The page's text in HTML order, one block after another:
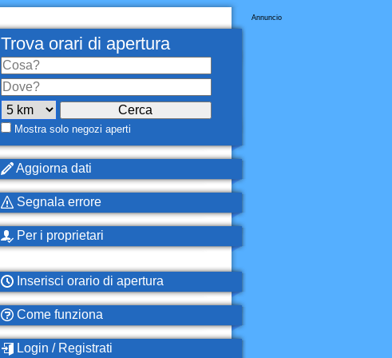
Annuncio
Trova orari di apertura
Mostra solo negozi aperti
Aggiorna dati
Segnala errore
Per i proprietari
Inserisci orario di apertura
Come funziona
Login / Registrati